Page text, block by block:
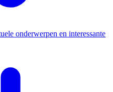
onderwerpen en interessante